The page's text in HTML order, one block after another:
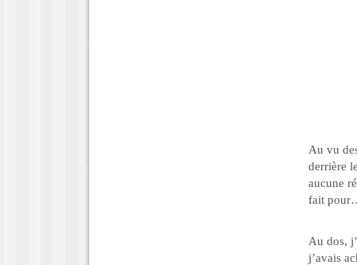
Au vu
derrière
aucune
fait
Au dos,
j’avais